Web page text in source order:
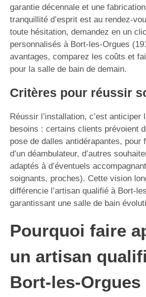
garantie décennale et une
tranquillité d’esprit est au rendez-
toute hésitation, demandez en un
personnalisés à Bort-les-Orgues
avantages, comparez les coûts et
pour la salle de bain de demain.
Critères pour réussir
Réussir l’installation, c’est anticiper
besoins : certains clients prévoient
pose de dalles antidérapantes, pour
d’un déambulateur, d’autres
adaptés à d’éventuels
soignants, proches). Cette vision
différencie l’artisan qualifié à Bort-
garantissant une salle de bain
Pourquoi faire
un artisan
Bort-les-Orgues